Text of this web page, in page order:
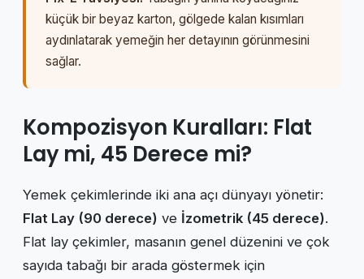
küçük bir beyaz karton, gölgede kalan kısımları
aydınlatarak yemeğin her detayının görünmesini
sağlar.
Kompozisyon Kuralları: Flat
Lay mi, 45 Derece mi?
Yemek çekimlerinde iki ana açı dünyayı yönetir:
Flat Lay (90 derece) ve İzometrik (45 derece).
Flat lay çekimler, masanın genel düzenini ve çok
sayıda tabağı bir arada göstermek için